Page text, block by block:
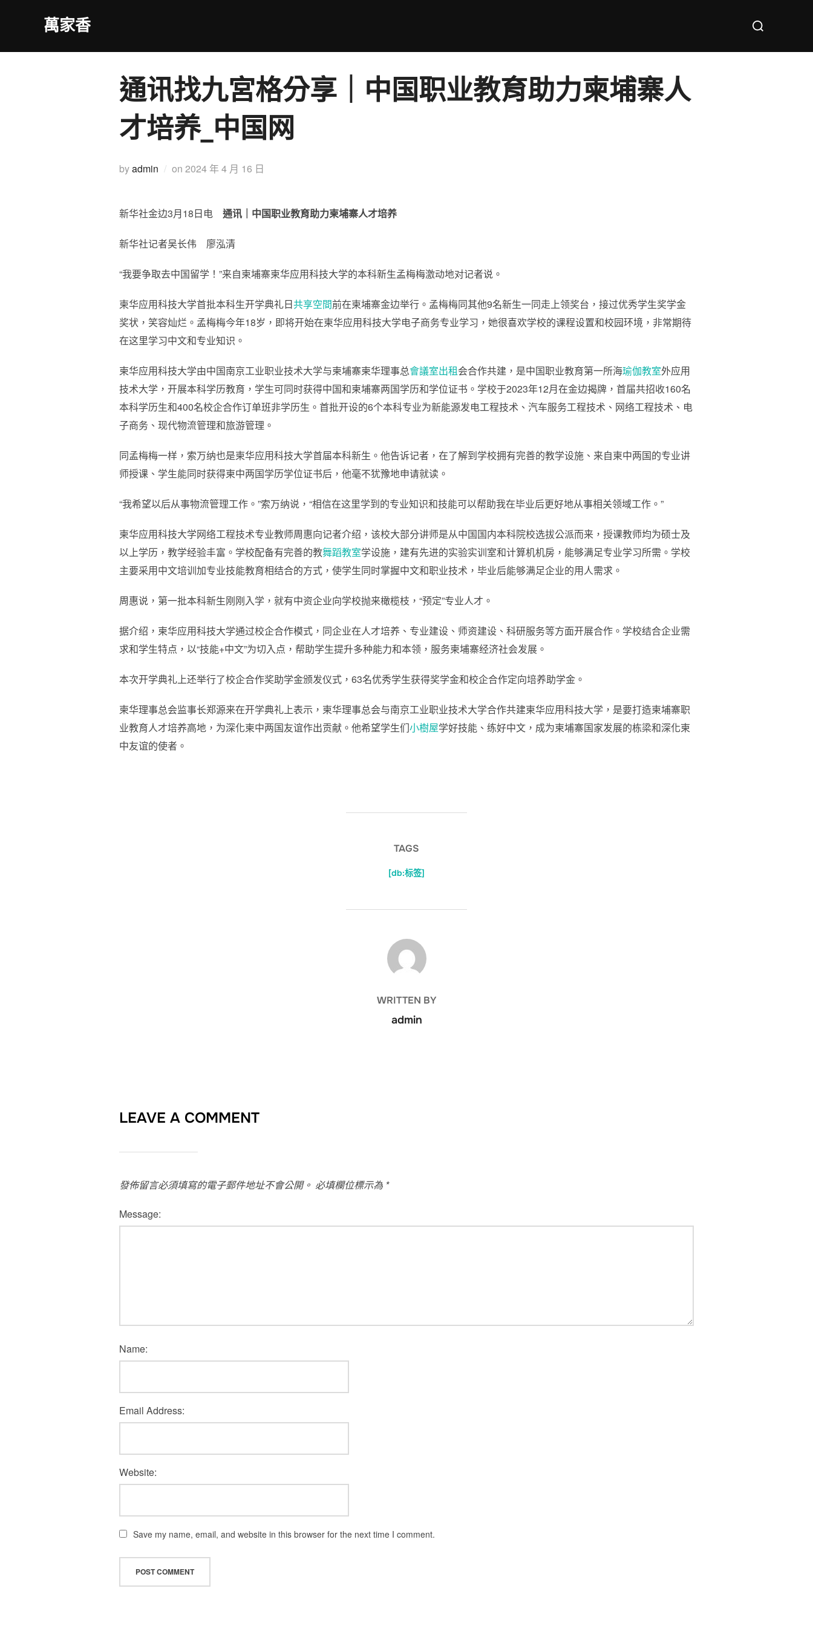
萬家香
Search
for:
通讯找九宮格分享｜中国职业教育助力柬埔寨人
才培养_中国网
byadmin on Posted
2024 年 4 月 16 日
新华社金边3月18日电 通讯｜中国职业教育助力柬埔寨人才培养
新华社记者吴长伟 廖泓清
“我要争取去中国留学！”来自柬埔寨柬华应用科技大学的本科新生孟梅梅激动地对记者说。
柬华应用科技大学首批本科生开学典礼日共享空間前在柬埔寨金边举行。孟梅梅同其他9名新生一同走上领奖台，接过优秀学生奖学金
奖状，笑容灿烂。孟梅梅今年18岁，即将开始在柬华应用科技大学电子商务专业学习，她很喜欢学校的课程设置和校园环境，非常期待
在这里学习中文和专业知识。
柬华应用科技大学由中国南京工业职业技术大学与柬埔寨柬华理事总會議室出租会合作共建，是中国职业教育第一所海瑜伽教室外应用
技术大学，开展本科学历教育，学生可同时获得中国和柬埔寨两国学历和学位证书。学校于2023年12月在金边揭牌，首届共招收160名
本科学历生和400名校企合作订单班非学历生。首批开设的6个本科专业为新能源发电工程技术、汽车服务工程技术、网络工程技术、电
子商务、现代物流管理和旅游管理。
同孟梅梅一样，索万纳也是柬华应用科技大学首届本科新生。他告诉记者，在了解到学校拥有完善的教学设施、来自柬中两国的专业讲
师授课、学生能同时获得柬中两国学历学位证书后，他毫不犹豫地申请就读。
“我希望以后从事物流管理工作。”索万纳说，“相信在这里学到的专业知识和技能可以帮助我在毕业后更好地从事相关领域工作。”
柬华应用科技大学网络工程技术专业教师周惠向记者介绍，该校大部分讲师是从中国国内本科院校选拔公派而来，授课教师均为硕士及
以上学历，教学经验丰富。学校配备有完善的教舞蹈教室学设施，建有先进的实验实训室和计算机机房，能够满足专业学习所需。学校
主要采用中文培训加专业技能教育相结合的方式，使学生同时掌握中文和职业技术，毕业后能够满足企业的用人需求。
周惠说，第一批本科新生刚刚入学，就有中资企业向学校抛来橄榄枝，“预定”专业人才。
据介绍，柬华应用科技大学通过校企合作模式，同企业在人才培养、专业建设、师资建设、科研服务等方面开展合作。学校结合企业需
求和学生特点，以“技能+中文”为切入点，帮助学生提升多种能力和本领，服务柬埔寨经济社会发展。
本次开学典礼上还举行了校企合作奖助学金颁发仪式，63名优秀学生获得奖学金和校企合作定向培养助学金。
柬华理事总会监事长郑源来在开学典礼上表示，柬华理事总会与南京工业职业技术大学合作共建柬华应用科技大学，是要打造柬埔寨职
业教育人才培养高地，为深化柬中两国友谊作出贡献。他希望学生们小樹屋学好技能、练好中文，成为柬埔寨国家发展的栋梁和深化柬
中友谊的使者。
TAGS
[db:标签]
POST AUTHOR
WRITTEN BY
admin
LEAVE A COMMENT
發佈留言必須填寫的電子郵件地址不會公開。 必填欄位標示為 *
Message:
Name:
Email Address:
Website:
Save my name, email, and website in this browser for the next time I comment.